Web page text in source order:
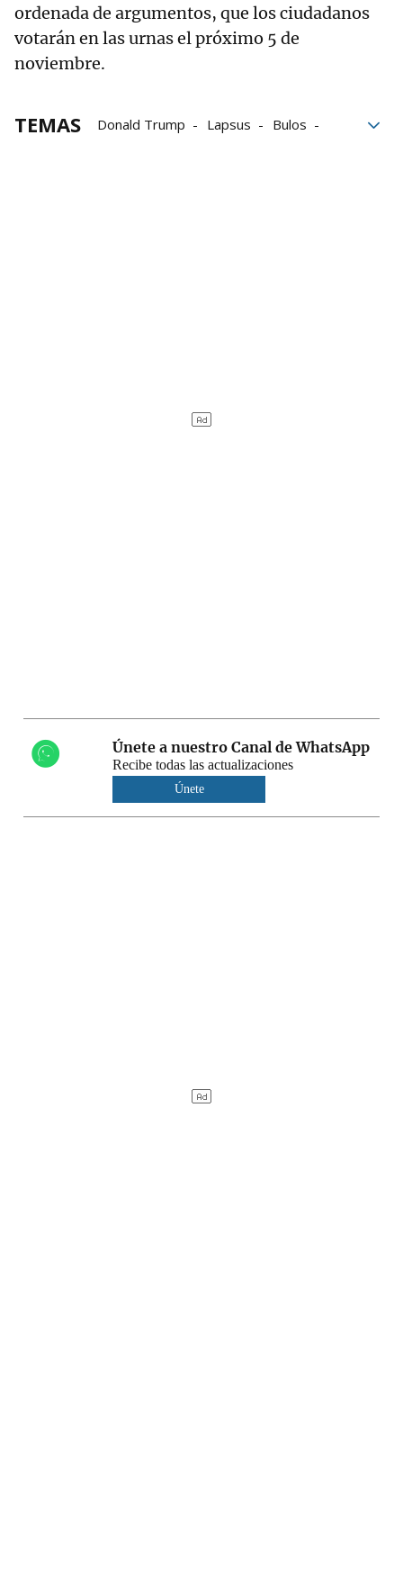
ordenada de argumentos, que los ciudadanos
votarán en las urnas el próximo 5 de
noviembre.
TEMAS Donald Trump Lapsus
Bulos
Únete a nuestro Canal de WhatsApp
Recibe todas las actualizaciones
Únete